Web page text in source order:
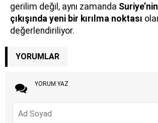
gerilim değil, aynı zamanda
çıkışında yeni bir kırılma noktası
değerlendiriliyor.
YORUMLAR
YORUM YAZ